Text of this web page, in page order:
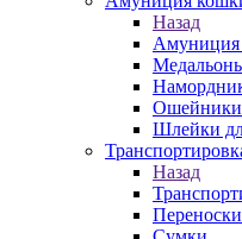
Назад
Ошейники
Шлейки
Назад
Переноски